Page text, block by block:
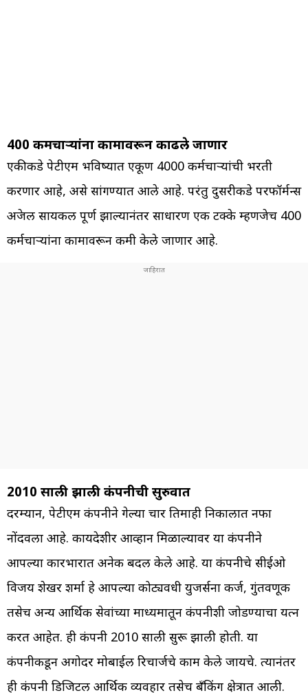
400 कर्मचाऱ्यांना कामावरून काढले जाणार
एकीकडे पेटीएम भविष्यात एकूण 4000 कर्मचाऱ्यांची भरती
करणार आहे, असे सांगण्यात आले आहे. परंतु दुसरीकडे परफॉर्मन्स
अप्रेजल सायकल पूर्ण झाल्यानंतर साधारण एक टक्के म्हणजेच 400
कर्मचाऱ्यांना कामावरून कमी केले जाणार आहे.
2010 साली झाली कंपनीची सुरुवात
दरम्यान, पेटीएम कंपनीने गेल्या चार तिमाही निकालात नफा
नोंदवला आहे. कायदेशीर आव्हान मिळाल्यावर या कंपनीने
आपल्या कारभारात अनेक बदल केले आहे. या कंपनीचे सीईओ
विजय शेखर शर्मा हे आपल्या कोट्यवधी युजर्सना कर्ज, गुंतवणूक
तसेच अन्य आर्थिक सेवांच्या माध्यमातून कंपनीशी जोडण्याचा प्रयत्न
करत आहेत. ही कंपनी 2010 साली सुरू झाली होती. या
कंपनीकडून अगोदर मोबाईल रिचार्जचे काम केले जायचे. त्यानंतर
ही कंपनी डिजिटल आर्थिक व्यवहार तसेच बँकिंग क्षेत्रात आली.